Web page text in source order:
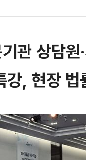
관 상담
, 현장 법